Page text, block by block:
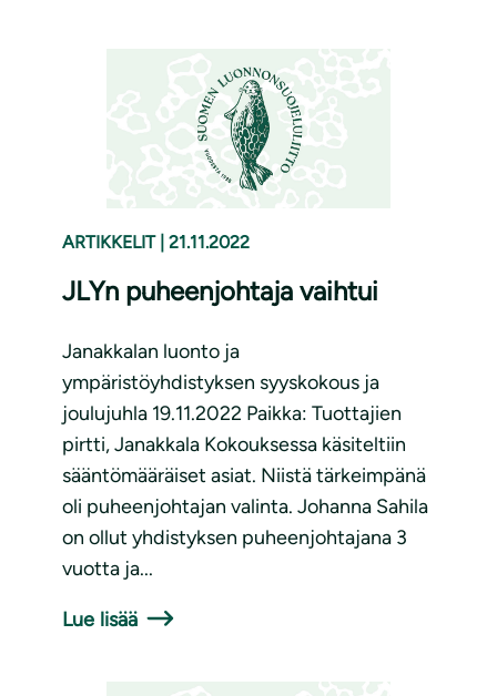
ARTIKKELIT 21.11.2022
JLYn puheenjohtaja vaihtui
Janakkalan luonto ja
ympäristöyhdistyksen syyskokous ja
joulujuhla 19.11.2022 Paikka: Tuottajien
pirtti, Janakkala Kokouksessa käsiteltiin
sääntömääräiset asiat. Niistä tärkeimpänä
oli puheenjohtajan valinta. Johanna Sahila
on ollut yhdistyksen puheenjohtajana 3
vuotta ja...
Lue lisää